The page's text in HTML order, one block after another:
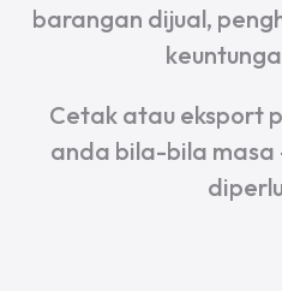
barangan dijual,
Cetak atau eksport
anda bila-bila